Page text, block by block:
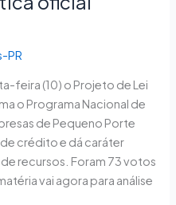
PR
feira (10) o Projeto de Lei
o Programa Nacional de
de Pequeno Porte
crédito e dá caráter
recursos. Foram 73 votos
vai agora para análise